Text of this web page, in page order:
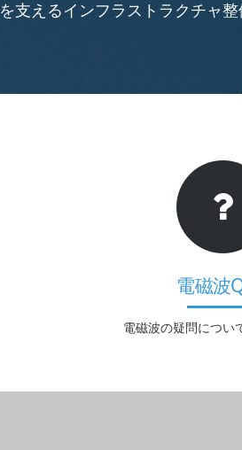
を支えるインフラストラクチャ
電磁波
電磁波の疑問につい